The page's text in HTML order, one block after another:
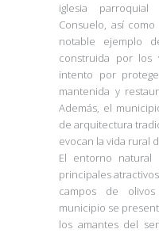
iglesia
Consuelo, así
notable ejemplo
construida por los
intento por
mantenida y
Además, el
de arquitectura
evocan la vida rural
El entorno
principales
campos de
municipio se
los amantes del